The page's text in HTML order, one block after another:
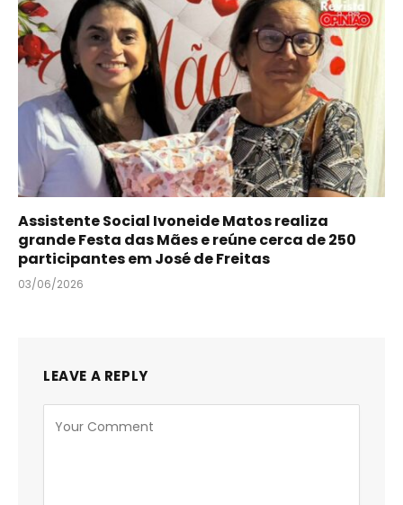
Assistente Social Ivoneide Matos realiza
grande Festa das Mães e reúne cerca de 250
participantes em José de Freitas
03/06/2026
LEAVE A REPLY